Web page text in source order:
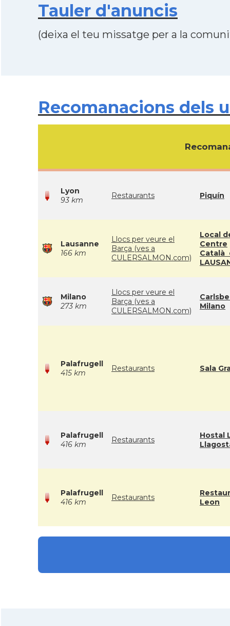
Tauler d'anuncis
(deixa el teu missatge per a la
Recomanacions dels
Lyon
93 km
Restaurants Piquín
Lausanne
166 km
Llocs per veure el
Barça (ves a
CULERSALMON.com)
Local
Centre
Català
Milano
273 km
Llocs per veure el
Barça (ves a
CULERSALMON.com)
Milano
Palafrugell
415 km
Restaurants Sala
Palafrugell
416 km
Restaurants
Hostal
Palafrugell
416 km
Restaurants
Leon